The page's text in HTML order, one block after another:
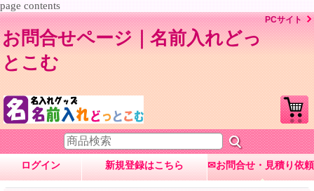
page contents
お問合せページ｜名前入れどっ
とこむ
PCサイト
ログイン 新規登録はこちら ✉お問合せ・見積り依頼